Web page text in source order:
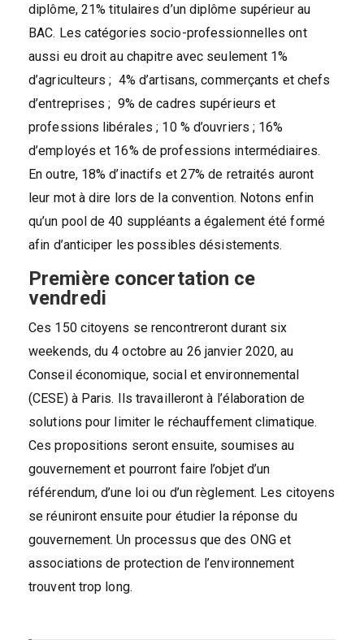
diplôme, 21% titulaires d’un diplôme supérieur au
BAC. Les catégories socio-professionnelles ont
aussi eu droit au chapitre avec seulement 1%
d’agriculteurs ; 4% d’artisans, commerçants et chefs
d’entreprises ; 9% de cadres supérieurs et
professions libérales ; 10 % d’ouvriers ; 16%
d’employés et 16% de professions intermédiaires.
En outre, 18% d’inactifs et 27% de retraités auront
leur mot à dire lors de la convention. Notons enfin
qu’un pool de 40 suppléants a également été formé
afin d’anticiper les possibles désistements.
Première concertation ce
vendredi
Ces 150 citoyens se rencontreront durant six
weekends, du 4 octobre au 26 janvier 2020, au
Conseil économique, social et environnemental
(CESE) à Paris. Ils travailleront à l’élaboration de
solutions pour limiter le réchauffement climatique.
Ces propositions seront ensuite, soumises au
gouvernement et pourront faire l’objet d’un
référendum, d’une loi ou d’un règlement. Les citoyens
se réuniront ensuite pour étudier la réponse du
gouvernement. Un processus que des ONG et
associations de protection de l’environnement
trouvent trop long.